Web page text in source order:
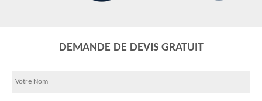
DEMANDE DE DEVIS GRATUIT